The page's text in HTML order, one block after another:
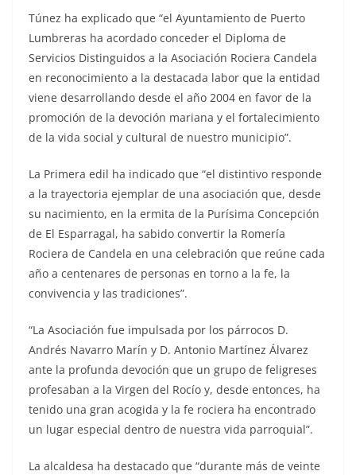
Túnez ha explicado que “el Ayuntamiento de Puerto
Lumbreras ha acordado conceder el Diploma de
Servicios Distinguidos a la Asociación Rociera Candela
en reconocimiento a la destacada labor que la entidad
viene desarrollando desde el año 2004 en favor de la
promoción de la devoción mariana y el fortalecimiento
de la vida social y cultural de nuestro municipio”.
La Primera edil ha indicado que “el distintivo responde
a la trayectoria ejemplar de una asociación que, desde
su nacimiento, en la ermita de la Purísima Concepción
de El Esparragal, ha sabido convertir la Romería
Rociera de Candela en una celebración que reúne cada
año a centenares de personas en torno a la fe, la
convivencia y las tradiciones”.
“La Asociación fue impulsada por los párrocos D.
Andrés Navarro Marín y D. Antonio Martínez Álvarez
ante la profunda devoción que un grupo de feligreses
profesaban a la Virgen del Rocío y, desde entonces, ha
tenido una gran acogida y la fe rociera ha encontrado
un lugar especial dentro de nuestra vida parroquial”.
La alcaldesa ha destacado que “durante más de veinte